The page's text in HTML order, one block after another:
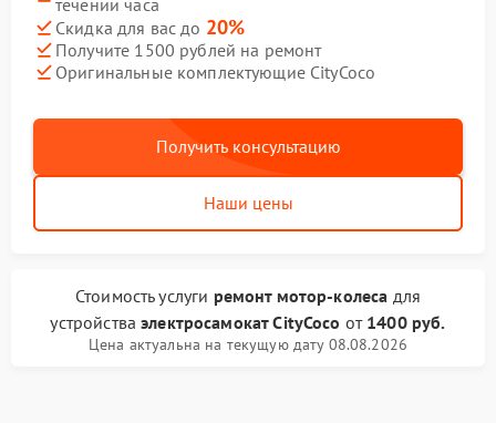
течении часа
Скидка для вас до 20%
Получите 1500 рублей на ремонт
Оригинальные комплектующие CityCoco
Получить консультацию
Наши цены
Стоимость услуги ремонт мотор-колеса для
устройстваэлектросамокат CityCoco от 1400 руб.
Цена актуальна на текущую дату 08.08.2026